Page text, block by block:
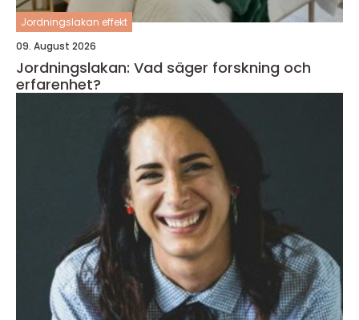
Jordningslakan effekt
09. August 2026
Jordningslakan: Vad säger forskning och
erfarenhet?